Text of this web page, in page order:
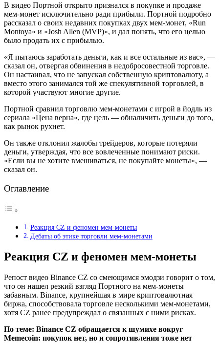
В видео Портной открыто признался в покупке и продаже
мем-монет исключительно ради прибыли. Портной подробно
рассказал о своих недавних покупках двух мем-монет, «Run
Montoya» и «Josh Allen (MVP)», и дал понять, что его целью
было продать их с прибылью.
«Я пытаюсь заработать деньги, как и все остальные из вас», —
сказал он, отвергая обвинения в недобросовестной торговле.
Он настаивал, что не запускал собственную криптовалюту, а
вместо этого занимался той же спекулятивной торговлей, в
которой участвуют многие другие.
Портной сравнил торговлю мем-монетами с игрой в йодль из
сериала «Цена верна», где цель — обналичить деньги до того,
как рынок рухнет.
Он также отклонил жалобы трейдеров, которые потеряли
деньги, утверждая, что все вовлеченные понимают риски.
«Если вы не хотите вмешиваться, не покупайте монеты», —
сказал он.
Оглавление
Реакция CZ и феномен мем-монеты
Дебаты об этике торговли мем-монетами
Реакция CZ и феномен мем-монеты
Репост видео Binance CZ со смеющимся эмодзи говорит о том,
что он нашел резкий взгляд Портного на мем-монеты
забавным. Binance, крупнейшая в мире криптовалютная
биржа, способствовала торговле несколькими мем-монетами,
хотя CZ ранее предупреждал о связанных с ними рисках.
По теме: Binance CZ обращается к шумихе вокруг
Memecoin: покупок нет, но и сопротивления тоже нет